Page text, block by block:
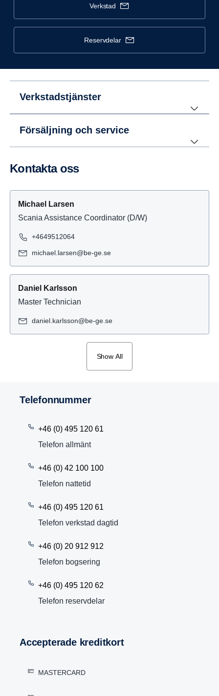
verkstad
reservdelar
Verkstadstjänster
Försäljning och service
Kontakta oss
Michael Larsen
Scania Assistance Coordinator (D/W)
+4649512064
michael.larsen@be-ge.se
Daniel Karlsson
Master Technician
daniel.karlsson@be-ge.se
Show All
Telefon­nummer
+46 (0) 495 120 61
Telefon allmänt
+46 (0) 42 100 100
Telefon nattetid
+46 (0) 495 120 61
Telefon verkstad dagtid
+46 (0) 20 912 912
Telefon bogsering
+46 (0) 495 120 62
Telefon reservdelar
Accep­te­rade kredit­kort
MASTERCARD